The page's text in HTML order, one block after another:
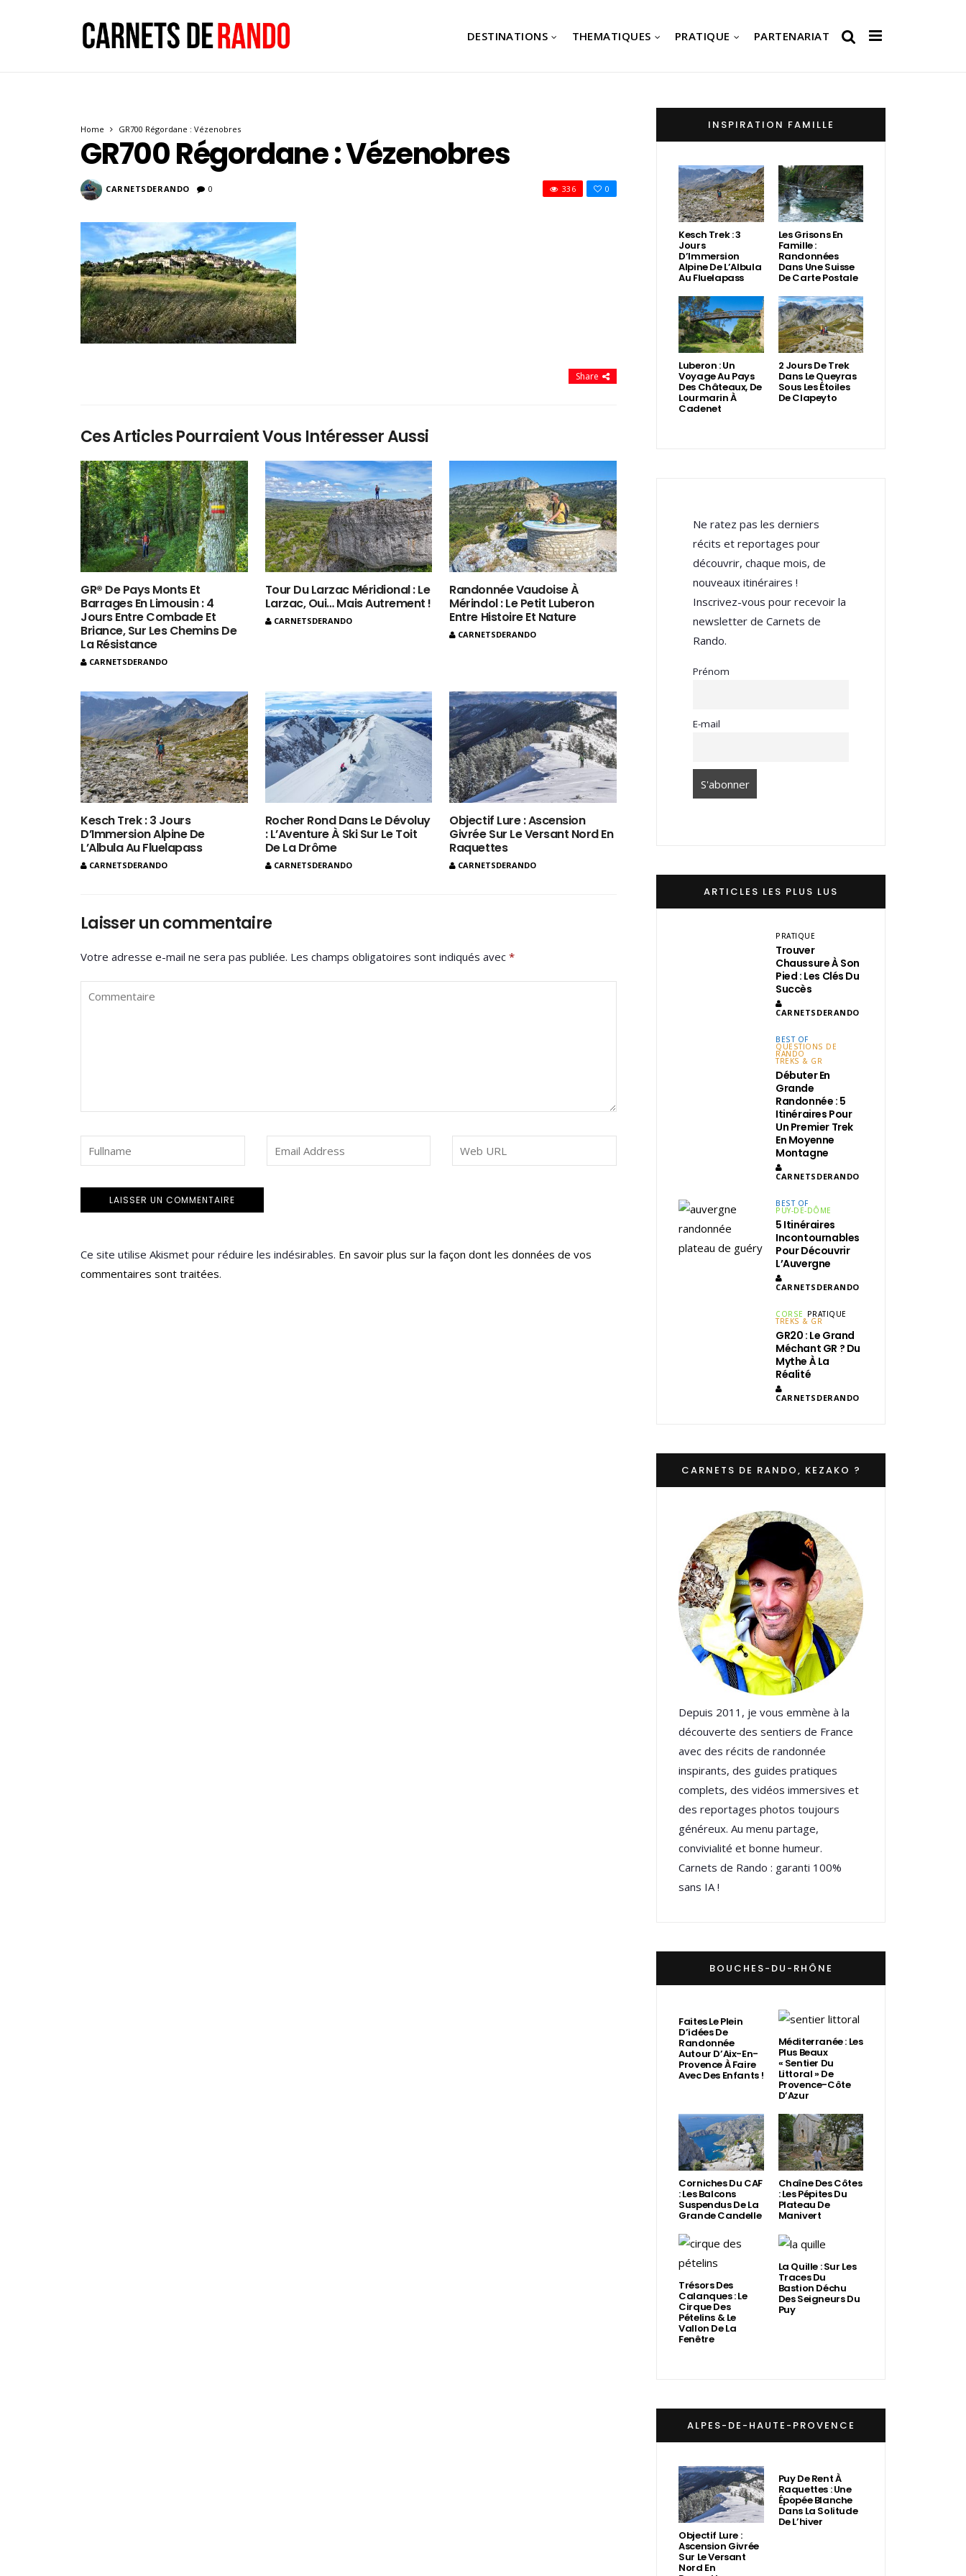
DESTINATIONS THEMATIQUES PRATIQUE PARTENARIAT
Home GR700 Régordane : Vézenobres
GR700 Régordane : Vézenobres
CARNETSDERANDO 0 0
336
Share
Ces Articles Pourraient Vous Intéresser Aussi
GR® De Pays Monts Et
Barrages En Limousin : 4
Jours Entre Combade Et
Briance, Sur Les Chemins De
La Résistance
CARNETSDERANDO
Tour Du Larzac Méridional : Le
Larzac, Oui… Mais Autrement !
CARNETSDERANDO
Randonnée Vaudoise À
Mérindol : Le Petit Luberon
Entre Histoire Et Nature
CARNETSDERANDO
Kesch Trek : 3 Jours
D’Immersion Alpine De
L’Albula Au Fluelapass
CARNETSDERANDO
Rocher Rond Dans Le Dévoluy
: L’Aventure À Ski Sur Le Toit
De La Drôme
CARNETSDERANDO
Objectif Lure : Ascension
Givrée Sur Le Versant Nord En
Raquettes
CARNETSDERANDO
Laisser un commentaire
Votre adresse e-mail ne sera pas publiée. Les champs obligatoires sont indiqués avec *
Ce site utilise Akismet pour réduire les indésirables. En savoir plus sur la façon dont les données de vos
commentaires sont traitées.
INSPIRATION FAMILLE
Kesch Trek : 3
Jours
D’Immersion
Alpine De L’Albula
Au Fluelapass
Les Grisons En
Famille :
Randonnées
Dans Une Suisse
De Carte Postale
Luberon : Un
Voyage Au Pays
Des Châteaux, De
Lourmarin À
Cadenet
2 Jours De Trek
Dans Le Queyras
Sous Les Étoiles
De Clapeyto
Ne ratez pas les derniers
récits et reportages pour
découvrir, chaque mois, de
nouveaux itinéraires !
Inscrivez-vous pour recevoir la
newsletter de Carnets de
Rando.
Prénom
E-mail
ARTICLES LES PLUS LUS
PRATIQUE
Trouver
Chaussure À Son
Pied : Les Clés Du
Succès
CARNETSDERANDO
BEST OF
QUESTIONS DE
RANDO
TREKS & GR
Débuter En
Grande
Randonnée : 5
Itinéraires Pour
Un Premier Trek
En Moyenne
Montagne
CARNETSDERANDO
BEST OF
PUY-DE-DÔME
5 Itinéraires
Incontournables
Pour Découvrir
L’Auvergne
CARNETSDERANDO
CORSE PRATIQUE
TREKS & GR
GR20 : Le Grand
Méchant GR ? Du
Mythe À La
Réalité
CARNETSDERANDO
CARNETS DE RANDO, KEZAKO ?
Depuis 2011, je vous emmène à la
découverte des sentiers de France
avec des récits de randonnée
inspirants, des guides pratiques
complets, des vidéos immersives et
des reportages photos toujours
généreux. Au menu partage,
convivialité et bonne humeur.
Carnets de Rando : garanti 100%
sans IA !
BOUCHES-DU-RHÔNE
Faites Le Plein
D’idées De
Randonnée
Autour D’Aix-En-
Provence À Faire
Avec Des Enfants !
Méditerranée : Les
Plus Beaux
« Sentier Du
Littoral » De
Provence-Côte
D’Azur
Corniches Du CAF
: Les Balcons
Suspendus De La
Grande Candelle
Chaîne Des Côtes
: Les Pépites Du
Plateau De
Manivert
Trésors Des
Calanques : Le
Cirque Des
Pételins & Le
Vallon De La
Fenêtre
La Quille : Sur Les
Traces Du
Bastion Déchu
Des Seigneurs Du
Puy
ALPES-DE-HAUTE-PROVENCE
Objectif Lure :
Ascension Givrée
Sur Le Versant
Nord En
Puy De Rent À
Raquettes : Une
Épopée Blanche
Dans La Solitude
De L’hiver